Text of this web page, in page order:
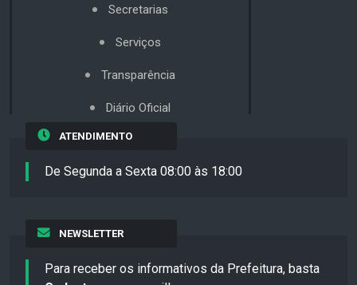
Secretarias
Serviços
Transparência
Diário Oficial
ATENDIMENTO
De Segunda a Sexta 08:00 às 18:00
NEWSLETTER
Para receber os informativos da Prefeitura, basta